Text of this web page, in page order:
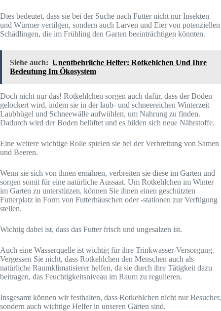
Dies bedeutet, dass sie bei der Suche nach Futter nicht nur Insekten
und Würmer vertilgen, sondern auch Larven und Eier von potenziellen
Schädlingen, die im Frühling den Garten beeinträchtigen könnten.
Siehe auch: Unentbehrliche Helfer: Rotkehlchen Und Ihre
Bedeutung Im Ökosystem
Doch nicht nur das! Rotkehlchen sorgen auch dafür, dass der Boden
gelockert wird, indem sie in der laub- und schneereichen Winterzeit
Laubhügel und Schneewälle aufwühlen, um Nahrung zu finden.
Dadurch wird der Boden belüftet und es bilden sich neue Nährstoffe.
Eine weitere wichtige Rolle spielen sie bei der Verbreitung von Samen
und Beeren.
Wenn sie sich von ihnen ernähren, verbreiten sie diese im Garten und
sorgen somit für eine natürliche Aussaat. Um Rotkehlchen im Winter
im Garten zu unterstützen, können Sie ihnen einen geschützten
Futterplatz in Form von Futterhäuschen oder -stationen zur Verfügung
stellen.
Wichtig dabei ist, dass das Futter frisch und ungesalzen ist.
Auch eine Wasserquelle ist wichtig für ihre Trinkwasser-Versorgung.
Vergessen Sie nicht, dass Rotkehlchen den Menschen auch als
natürliche Raumklimatisierer helfen, da sie durch ihre Tätigkeit dazu
beitragen, das Feuchtigkeitsniveau im Raum zu regulieren.
Insgesamt können wir festhalten, dass Rotkehlchen nicht nur Besucher,
sondern auch wichtige Helfer in unseren Gärten sind.